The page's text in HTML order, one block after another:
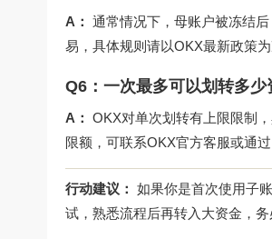
A： 通常情况下，母账户被冻结
易，具体规则请以OKX最新政策
Q6：一次最多可以划转多少
A： OKX对单次划转有上限限制
限额，可联系OKX官方客服或通过
行动建议： 如果你是首次使用子
试，熟悉流程后再转入大资金，